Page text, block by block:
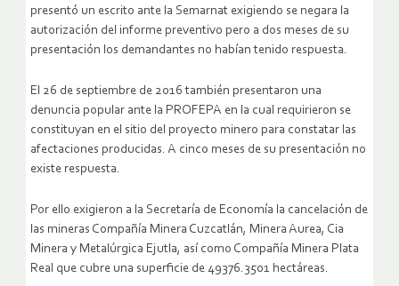
presentó un escrito ante la Semarnat exigiendo se negara la
autorización del informe preventivo pero a dos meses de su
presentación los demandantes no habían tenido respuesta.
El 26 de septiembre de 2016 también presentaron una
denuncia popular ante la PROFEPA en la cual requirieron se
constituyan en el sitio del proyecto minero para constatar las
afectaciones producidas. A cinco meses de su presentación no
existe respuesta.
Por ello exigieron a la Secretaría de Economía la cancelación de
las mineras Compañía Minera Cuzcatlán, Minera Aurea, Cia
Minera y Metalúrgica Ejutla, así como Compañía Minera Plata
Real que cubre una superficie de 49376.3501 hectáreas.